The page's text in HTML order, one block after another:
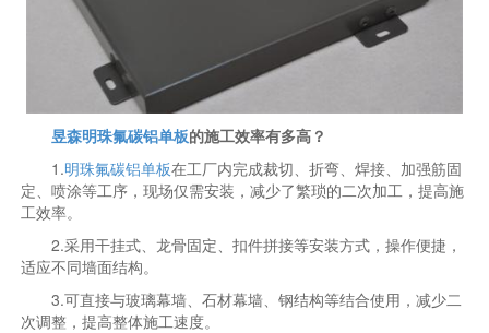
昱森明珠氟碳铝单板的施工效率有多高？
1.明珠氟碳铝单板在工厂内完成裁切、折弯、焊接、加强筋固
定、喷涂等工序，现场仅需安装，减少了繁琐的二次加工，提高施
工效率。
2.采用干挂式、龙骨固定、扣件拼接等安装方式，操作便捷，
适应不同墙面结构。
3.可直接与玻璃幕墙、石材幕墙、钢结构等结合使用，减少二
次调整，提高整体施工速度。